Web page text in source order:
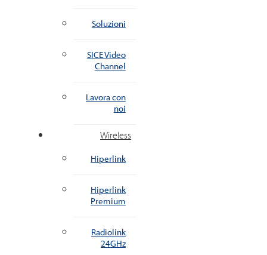
Soluzioni
SICE Video
Channel
Lavora con
noi
Wireless
Hiperlink
Hiperlink
Premium
Radiolink
24GHz